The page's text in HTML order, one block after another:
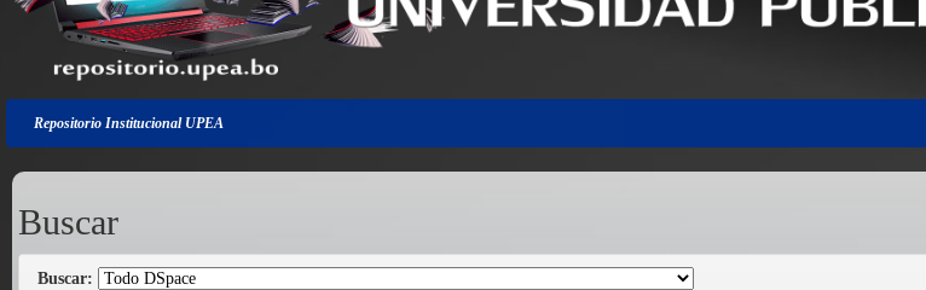
Repositorio Institucional UPEA
Buscar
Buscar: